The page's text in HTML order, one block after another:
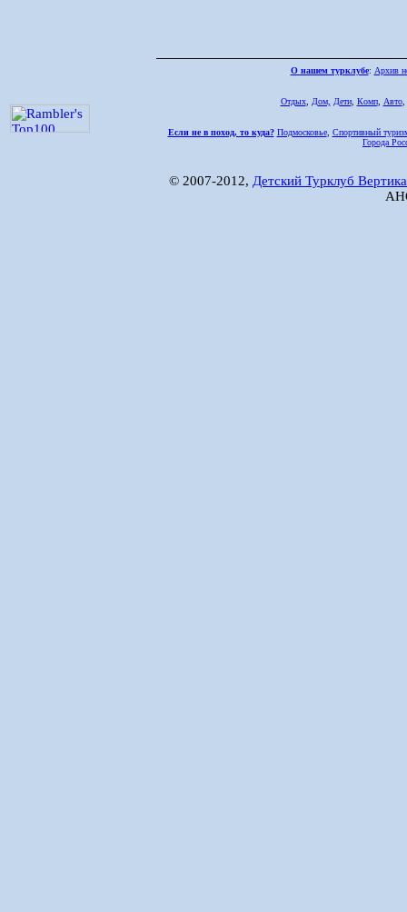
О нашем турклубе: Архив
Отдых, Дом, Дети, Комп, Авто,
Если не в поход, то куда? Подмосковье, Спортивный
Города
© 2007-2012, Детский Турклуб